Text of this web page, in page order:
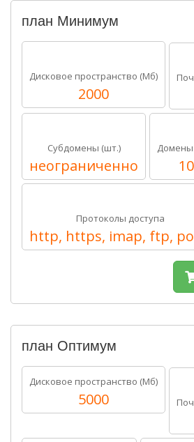
план Минимум
Дисковое пространство (Мб)
2000
Субдомены (шт.)
неограниченно
Домены
10
Протоколы доступа
http, https, imap, ftp,
план Оптимум
Дисковое пространство (Мб)
5000